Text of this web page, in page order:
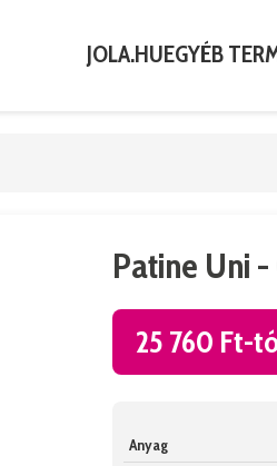
JOLA.HUEGYÉB
Patine Uni
25 760 Ft-
Anyag